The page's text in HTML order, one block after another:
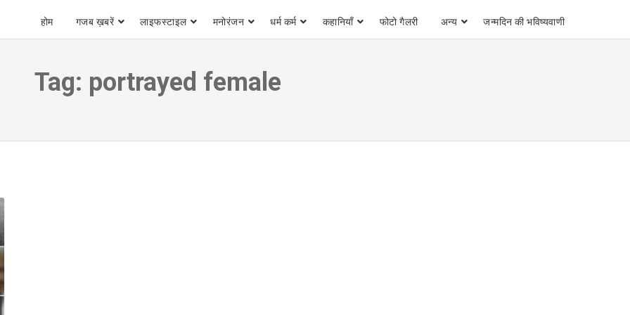
होम गजब ख़बरें लाइफस्टाइल मनोरंजन धर्म कर्म कहानियाँ फोटो गैलरी अन्य जन्मदिन की भविष्यवाणी
Tag: portrayed female